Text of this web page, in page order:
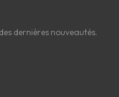
dernières nouveautés.